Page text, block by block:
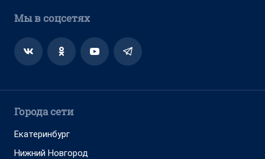
Мы в соцсетях
Города сети
Екатеринбург
Нижний Новгород